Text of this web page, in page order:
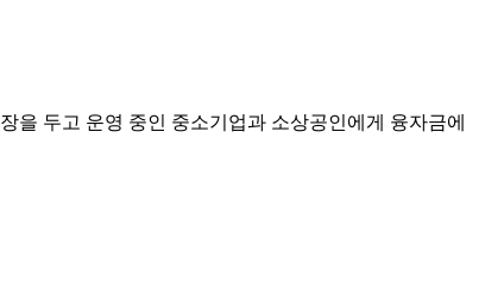
을 두고 운영 중인 중소기업과 소상공인에게 융자금에